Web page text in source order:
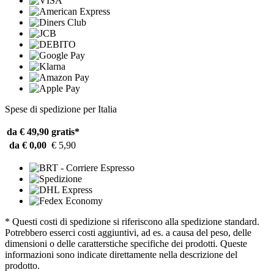
Spese di spedizione per Italia
da € 49,90 gratis*
da € 0,00 € 5,90
* Questi costi di spedizione si riferiscono alla spedizione standard.
Potrebbero esserci costi aggiuntivi, ad es. a causa del peso, delle
dimensioni o delle caratterstiche specifiche dei prodotti. Queste
informazioni sono indicate direttamente nella descrizione del
prodotto.